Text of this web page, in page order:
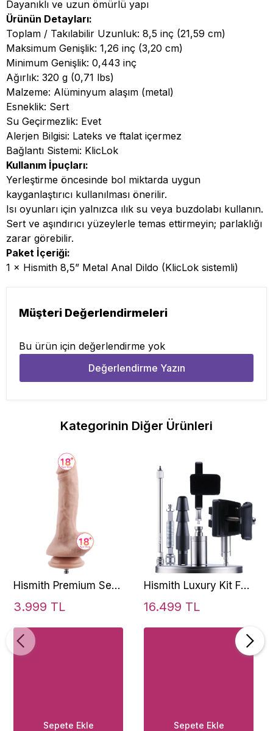
Dayanıklı ve uzun ömürlü yapı
Ürünün Detayları:
Toplam / Takılabilir Uzunluk: 8,5 inç (21,59 cm)
Maksimum Genişlik: 1,26 inç (3,20 cm)
Minimum Genişlik: 0,443 inç
Ağırlık: 320 g (0,71 lbs)
Malzeme: Alüminyum alaşım (metal)
Esneklik: Sert
Su Geçirmezlik: Evet
Alerjen Bilgisi: Lateks ve ftalat içermez
Bağlantı Sistemi: KlicLok
Kullanım İpuçları:
Yerleştirme öncesinde bol miktarda uygun
kayganlaştırıcı kullanılması önerilir.
Isı oyunları için yalnızca ılık su veya buzdolabı kullanın.
Sert ve aşındırıcı yüzeylerle temas ettirmeyin; parlaklığı
zarar görebilir.
Paket İçeriği:
1 × Hismith 8,5” Metal Anal Dildo (KlicLok sistemli)
Müşteri Değerlendirmeleri
Bu ürün için değerlendirme yok
Değerlendirme Yazın
Kategorinin Diğer Ürünleri
Hismith Premium Sex
Machine 7.5 İnc
Penis
3.999 TL
Sepete Ekle
Hismith Luxury Kit For
Lovers Erkek ve Kadın
Makinesi Seti
16.499 TL
Sepete Ekle